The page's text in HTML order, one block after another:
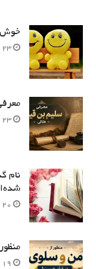
خوش
23 جولای 2026
23 جولای 2026
نام‌
20 جولای 2026
19 جولای 2026